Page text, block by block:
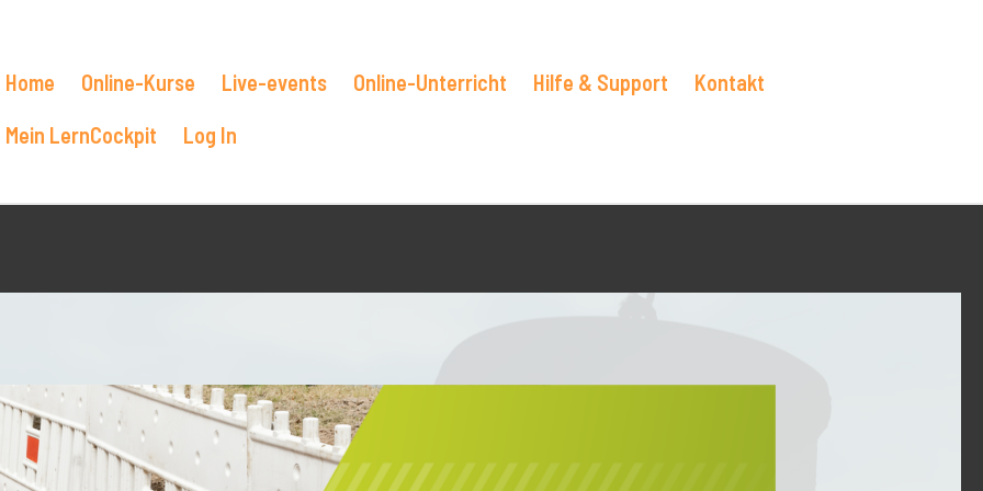
Home Online-Kurse Live-events Online-Unterricht Hilfe & Support
Kontakt
Mein LernCockpit
Log In